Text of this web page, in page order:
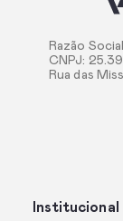
Razão
CNPJ:
Rua das
Institucional